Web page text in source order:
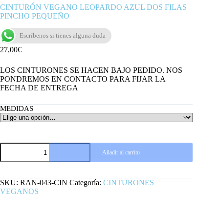
CINTURÓN VEGANO LEOPARDO AZUL DOS FILAS
PINCHO PEQUEÑO
Escríbenos si tienes alguna duda
27,00€
LOS CINTURONES SE HACEN BAJO PEDIDO. NOS
PONDREMOS EN CONTACTO PARA FIJAR LA
FECHA DE ENTREGA
MEDIDAS
CINTURÓN
LEOPARDO
DOS
FILAS
PINCHO
Añadir al carrito
SKU: RAN-043-CIN Categoría: CINTURONES
VEGANOS